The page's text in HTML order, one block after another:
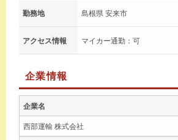
勤務地 島根県 安来市
アクセス情報 マイカー通勤：可
企業情報
企業名
西部運輸 株式会社